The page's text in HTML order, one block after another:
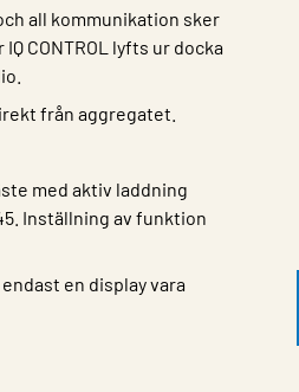
all kommunikation sker
CONTROL lyfts ur docka
från aggregatet.
med aktiv laddning
Inställning av funktion
en display vara